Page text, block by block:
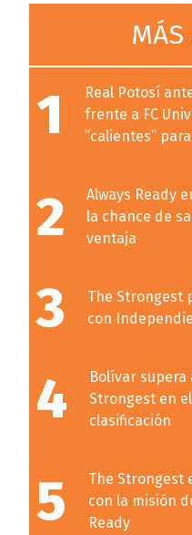
MÁS
1
Real Potosí
frente a FC
“calientes”
2
Always Ready
la chance de
ventaja
3
The Strongest
con
4
Bolívar supera
Strongest en
clasificación
5
The Strongest
con la misión
Ready